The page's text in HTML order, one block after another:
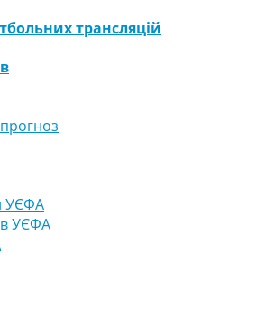
трансляцій
УЄФА
УЄФА